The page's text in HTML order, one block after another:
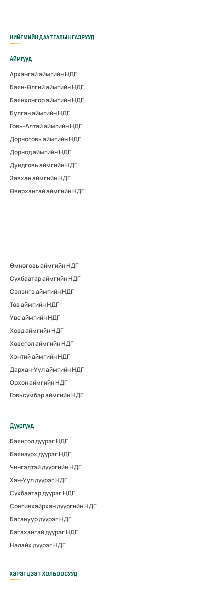
НИЙГМИЙН ДААТГАЛЫН ГАЗРУУД
Аймгууд
Архангай аймгийн НДГ
Баян-Өлгий аймгийн НДГ
Баянхонгор аймгийн НДГ
Булган аймгийн НДГ
Говь-Алтай аймгийн НДГ
Дорноговь аймгийн НДГ
Дорнод аймгийн НДГ
Дундговь аймгийн НДГ
Завхан аймгийн НДГ
Өвөрхангай аймгийн НДГ
Өмнөговь аймгийн НДГ
Сүхбаатар аймгийн НДГ
Сэлэнгэ аймгийн НДГ
Төв аймгийн НДГ
Увс аймгийн НДГ
Ховд аймгийн НДГ
Хөвсгөл аймгийн НДГ
Хэнтий аймгийн НДГ
Дархан-Уул аймгийн НДГ
Орхон аймгийн НДГ
Говьсүмбэр аймгийн НДГ
Дүүргүүд
Баянгол дүүрэг НДГ
Баянзүрх дүүрэг НДГ
Чингэлтэй дүүргийн НДГ
Хан-Уул дүүрэг НДГ
Сүхбаатар дүүрэг НДГ
Сонгинхайрхан дүүргийн НДГ
Багануур дүүрэг НДГ
Багахангай дүүрэг НДГ
Налайх дүүрэг НДГ
ХЭРЭГЦЭЭТ ХОЛБООСУУД